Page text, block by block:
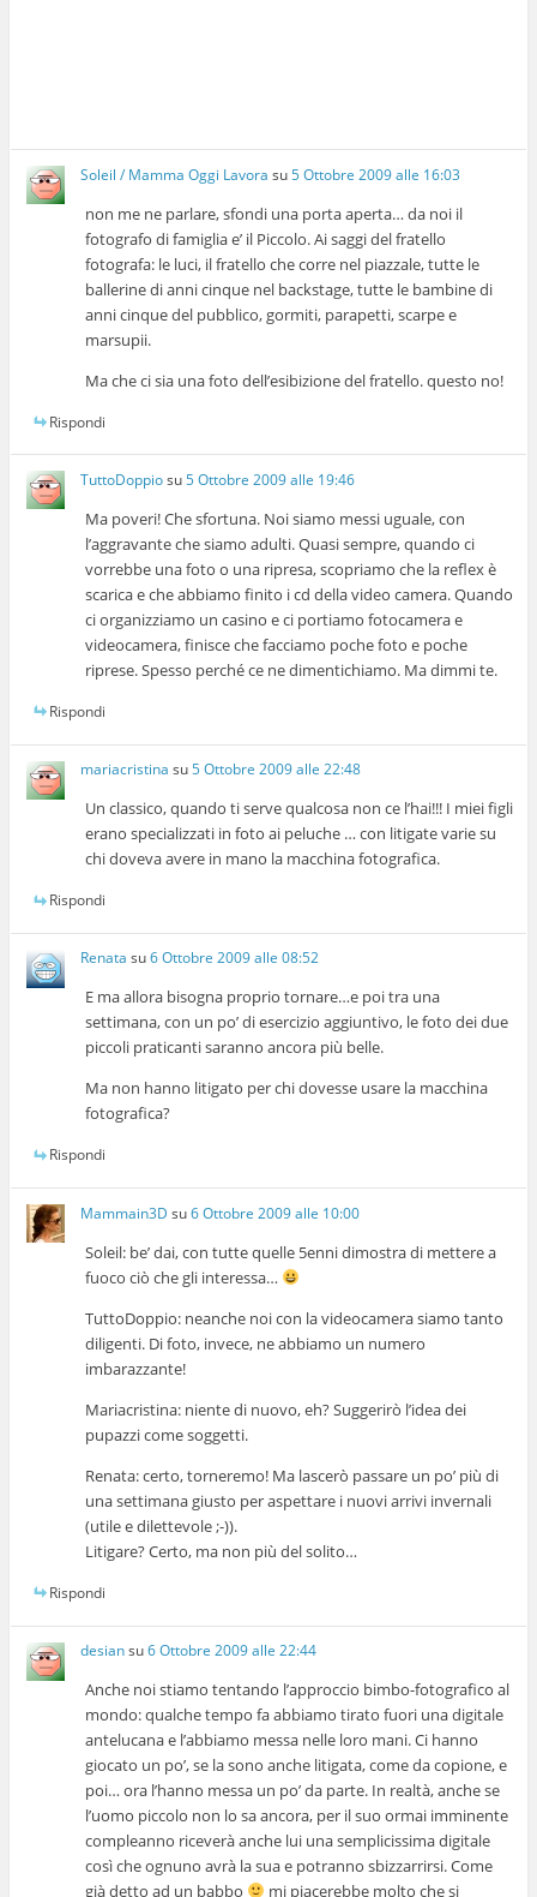
Soleil / Mamma Oggi Lavora su5 Ottobre 2009 alle 16:03
non me ne parlare, sfondi una porta aperta… da noi il
fotografo di famiglia e’ il Piccolo. Ai saggi del fratello
fotografa: le luci, il fratello che corre nel piazzale, tutte le
ballerine di anni cinque nel backstage, tutte le bambine di
anni cinque del pubblico, gormiti, parapetti, scarpe e
marsupii.
Ma che ci sia una foto dell’esibizione del fratello. questo no!
Rispondi
TuttoDoppiosu5 Ottobre 2009 alle 19:46
Ma poveri! Che sfortuna. Noi siamo messi uguale, con
l’aggravante che siamo adulti. Quasi sempre, quando ci
vorrebbe una foto o una ripresa, scopriamo che la reflex è
scarica e che abbiamo finito i cd della video camera. Quando
ci organizziamo un casino e ci portiamo fotocamera e
videocamera, finisce che facciamo poche foto e poche
riprese. Spesso perché ce ne dimentichiamo. Ma dimmi te.
Rispondi
mariacristina su5 Ottobre 2009 alle 22:48
Un classico, quando ti serve qualcosa non ce l’hai!!! I miei figli
erano specializzati in foto ai peluche … con litigate varie su
chi doveva avere in mano la macchina fotografica.
Rispondi
Renata su6 Ottobre 2009 alle 08:52
E ma allora bisogna proprio tornare…e poi tra una
settimana, con un po’ di esercizio aggiuntivo, le foto dei due
piccoli praticanti saranno ancora più belle.
Ma non hanno litigato per chi dovesse usare la macchina
fotografica?
Rispondi
Mammain3D su6 Ottobre 2009 alle 10:00
Soleil: be’ dai, con tutte quelle 5enni dimostra di mettere a
fuoco ciò che gli interessa…
TuttoDoppio: neanche noi con la videocamera siamo tanto
diligenti. Di foto, invece, ne abbiamo un numero
imbarazzante!
Mariacristina: niente di nuovo, eh? Suggerirò l’idea dei
pupazzi come soggetti.
Renata: certo, torneremo! Ma lascerò passare un po’ più di
una settimana giusto per aspettare i nuovi arrivi invernali
(utile e dilettevole ;-)).
Litigare? Certo, ma non più del solito…
Rispondi
desiansu6 Ottobre 2009 alle 22:44
Anche noi stiamo tentando l’approccio bimbo-fotografico al
mondo: qualche tempo fa abbiamo tirato fuori una digitale
antelucana e l’abbiamo messa nelle loro mani. Ci hanno
giocato un po’, se la sono anche litigata, come da copione, e
poi… ora l’hanno messa un po’ da parte. In realtà, anche se
l’uomo piccolo non lo sa ancora, per il suo ormai imminente
compleanno riceverà anche lui una semplicissima digitale
così che ognuno avrà la sua e potranno sbizzarrirsi. Come
già detto ad un babbo
mi piacerebbe molto che si